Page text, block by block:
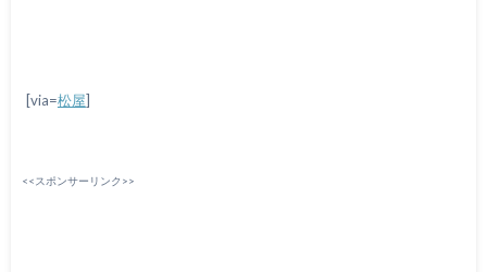
[via=松屋]
<<スポンサーリンク>>